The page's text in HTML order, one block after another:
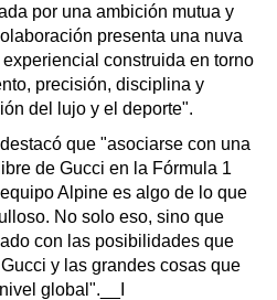
por una ambición mutua y
presenta una nuva
construida en torno
precisión, disciplina y
del lujo y el deporte".
que "asociarse con una
de Gucci en la Fórmula 1
Alpine es algo de lo que
No solo eso, sino que
con las posibilidades que
y las grandes cosas que
global".__I